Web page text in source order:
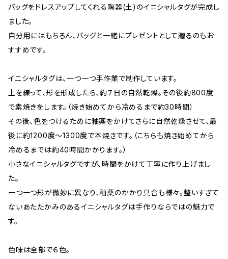
バッグをドレスアップしてくれる陶器(土)のイニシャルタグが完成し
ました。
自分用にはもちろん、バッグと一緒にプレゼントとして贈るのもお
すすめです。
イニシャルタグは、一つ一つ手作業で制作しています。
土を練って、形を形成したら、約７日の自然乾燥。その後約800度
で素焼きをします。（焼き始めてから冷めるまで約30時間）
その後、色をつけるために釉薬をかけてさらに自然乾燥させて、最
後に約1200度〜1300度で本焼きです。（こちらも焼き始めてから
冷めるまでは約40時間かかります。）
小さなイニシャルタグですが、時間をかけて丁寧に作り上げまし
た。
一つ一つ形が微妙に異なり、釉薬のかかり具合も様々。整いすぎて
ないあたたかみのあるイニシャルタグは手作りならではの魅力で
す。
色味は全部で６色。